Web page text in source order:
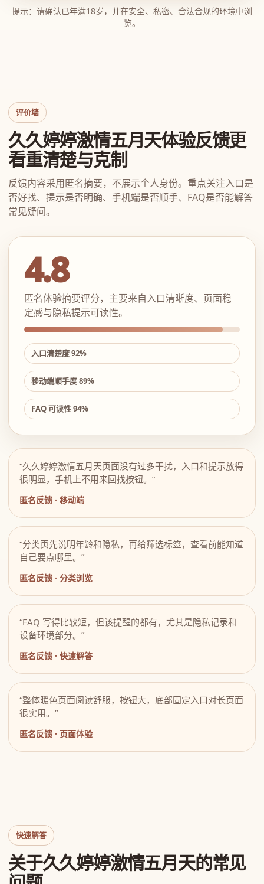
提示：请确认已年满18岁，并在安全、私密、合法合规的环境中浏
览。
评价墙
久久婷婷激情五月天体验反馈更
看重清楚与克制
反馈内容采用匿名摘要，不展示个人身份。重点关注入口是
否好找、提示是否明确、手机端是否顺手、FAQ是否能解答
常见疑问。
4.8
匿名体验摘要评分，主要来自入口清晰度、页面稳
定感与隐私提示可读性。
入口清楚度 92%
移动端顺手度 89%
FAQ 可读性 94%
“久久婷婷激情五月天页面没有过多干扰，入口和提示放得
很明显，手机上不用来回找按钮。”
匿名反馈 · 移动端
“分类页先说明年龄和隐私，再给筛选标签，查看前能知道
自己要点哪里。”
匿名反馈 · 分类浏览
“FAQ 写得比较短，但该提醒的都有，尤其是隐私记录和
设备环境部分。”
匿名反馈 · 快速解答
“整体暖色页面阅读舒服，按钮大，底部固定入口对长页面
很实用。”
匿名反馈 · 页面体验
快速解答
关于久久婷婷激情五月天的常见